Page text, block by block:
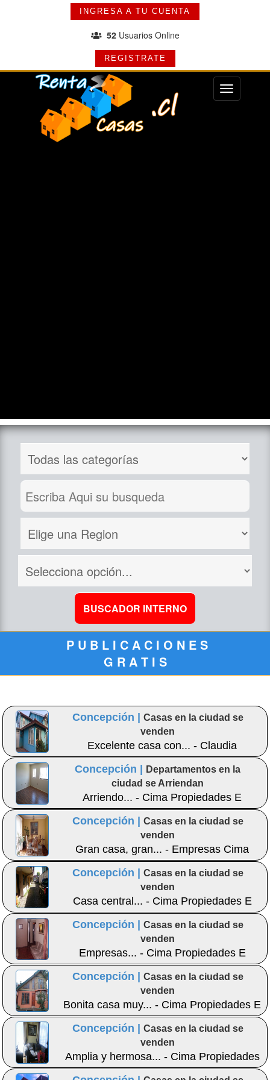
INGRESA A TU CUENTA
52Usuarios Online
REGISTRATE
Menu
P U B L I C A C I O N E S
G R A T I S
Concepción |
Casas en la ciudad se
venden
Excelente casa con... - Claudia
Concepción |
Departamentos en la
ciudad se Arriendan
Arriendo... - Cima Propiedades E
Inmobiliaria
Concepción |
Casas en la ciudad se
venden
Gran casa, gran... - Empresas Cima
Concepción |
Casas en la ciudad se
venden
Casa central... - Cima Propiedades E
Inmobiliaria
Concepción |
Casas en la ciudad se
venden
Empresas... - Cima Propiedades E
Inmobiliaria
Concepción |
Casas en la ciudad se
venden
Bonita casa muy... - Cima Propiedades E
Inmobiliaria
Concepción |
Casas en la ciudad se
venden
Amplia y hermosa... - Cima Propiedades
E Inmobiliaria